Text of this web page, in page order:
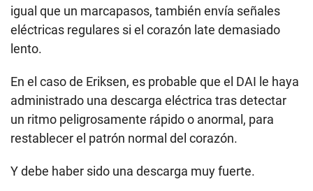
igual que un marcapasos, también envía señales
eléctricas regulares si el corazón late demasiado
lento.
En el caso de Eriksen, es probable que el DAI le haya
administrado una descarga eléctrica tras detectar
un ritmo peligrosamente rápido o anormal, para
restablecer el patrón normal del corazón.
Y debe haber sido una descarga muy fuerte.